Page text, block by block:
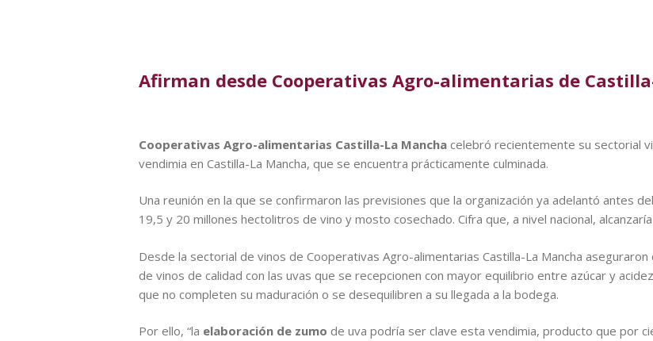
Afirman desde Cooperativas Agro-alimentarias de
Cooperativas Agro-alimentarias Castilla-La Mancha celebró recientemente su sectorial
vendimia en Castilla-La Mancha, que se encuentra prácticamente culminada.
Una reunión en la que se confirmaron las previsiones que la organización ya adelantó antes
19,5 y 20 millones hectolitros de vino y mosto cosechado. Cifra que, a nivel nacional,
Desde la sectorial de vinos de Cooperativas Agro-alimentarias Castilla-La Mancha
de vinos de calidad con las uvas que se recepcionen con mayor equilibrio entre azúcar y
que no completen su maduración o se desequilibren a su llegada a la bodega.
Por ello, “la elaboración de zumo de uva podría ser clave esta vendimia, producto que por